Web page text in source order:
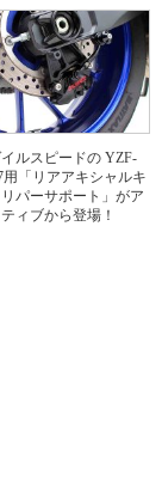
ルスピードの YZF-
用「リアアキシャルキ
リパーサポート」がア
ィブから登場！